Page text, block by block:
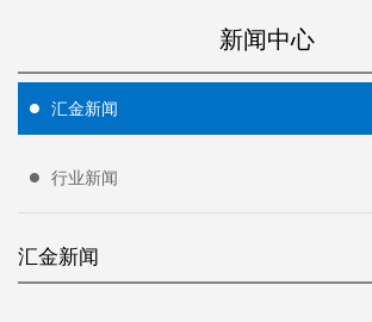
新闻中心
汇金新闻
行业新闻
汇金新闻